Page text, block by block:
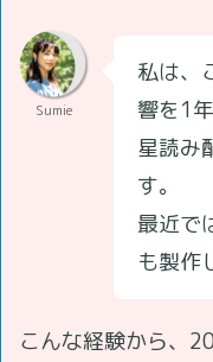
Sumie
私は、
響を1
星読み
す。
最近で
も製作
こんな経験から、